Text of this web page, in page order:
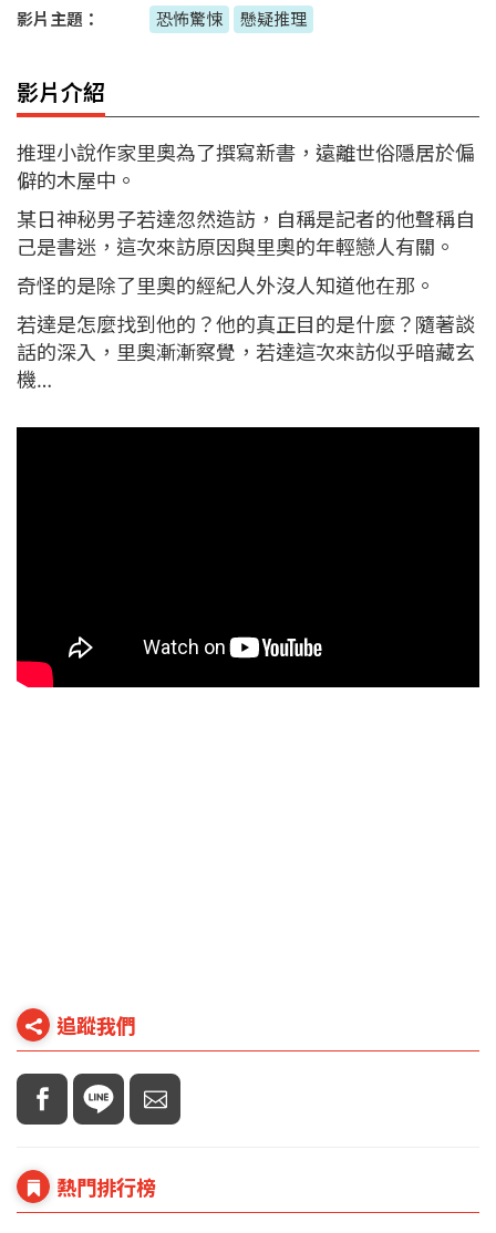
影片主題：
恐怖驚悚 懸疑推理
影片介紹
推理小說作家里奧為了撰寫新書，遠離世俗隱居於偏
僻的木屋中。
某日神秘男子若達忽然造訪，自稱是記者的他聲稱自
己是書迷，這次來訪原因與里奧的年輕戀人有關。
奇怪的是除了里奧的經紀人外沒人知道他在那。
若達是怎麼找到他的？他的真正目的是什麼？隨著談
話的深入，里奧漸漸察覺，若達這次來訪似乎暗藏玄
機…
追蹤我們
熱門排行榜